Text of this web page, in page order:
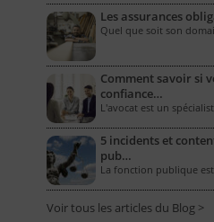
Les assurances
Quel que soit son
Comment savoir si
confiance…
L'avocat est un
5 incidents et
pub…
La fonction publique
Voir tous les articles du Blog >